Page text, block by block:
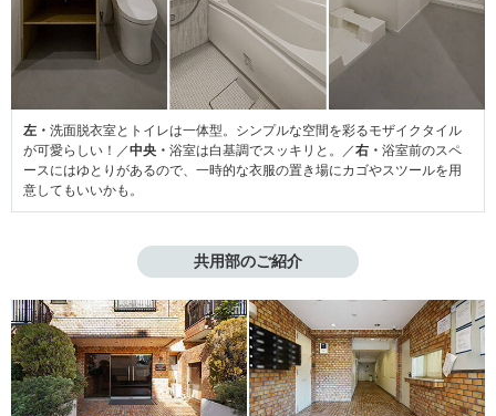
左・ 洗面脱衣室とトイレは一体型。シンプルな空間を彩るモザイクタイル
が可愛らしい！／中央・ 浴室は白基調でスッキリと。／右・ 浴室前のスペ
ースにはゆとりがあるので、一時的な衣服の置き場にカゴやスツールを用
意してもいいかも。
共用部のご紹介